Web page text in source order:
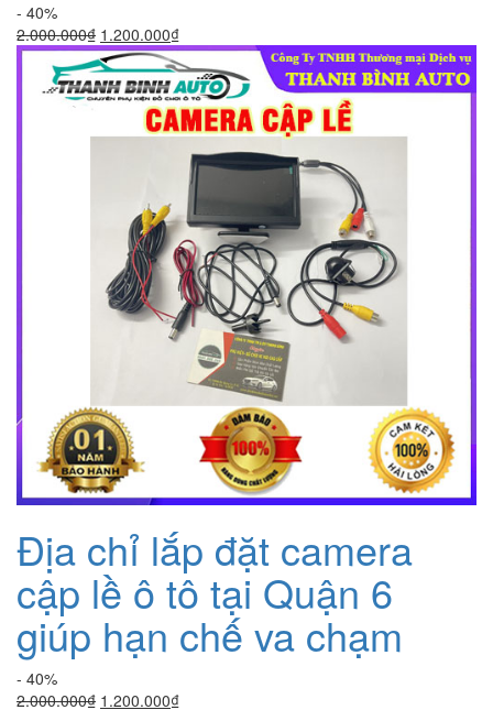
- 40%
2.000.000₫ Giá
gốc
là:
2.000.000₫.
1.200.000₫Giá
hiện
tại
là:
1.200.000₫.
Địa chỉ lắp đặt camera
cập lề ô tô tại Quận 6
giúp hạn chế va chạm
- 40%
2.000.000₫ Giá
1.200.000₫Giá